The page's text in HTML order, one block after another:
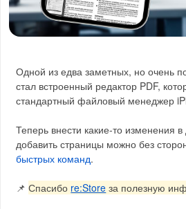
Одной из едва заметных, но очень
стал встроенный редактор PDF,
стандартный файловый менеджер
Теперь внести какие-то изменения
добавить страницы можно без
быстрых команд.
📌Спасибо re:Store за полезную